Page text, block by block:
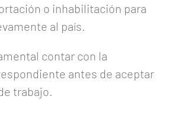
o inhabilitación para
al país.
contar con la
antes de aceptar
trabajo.